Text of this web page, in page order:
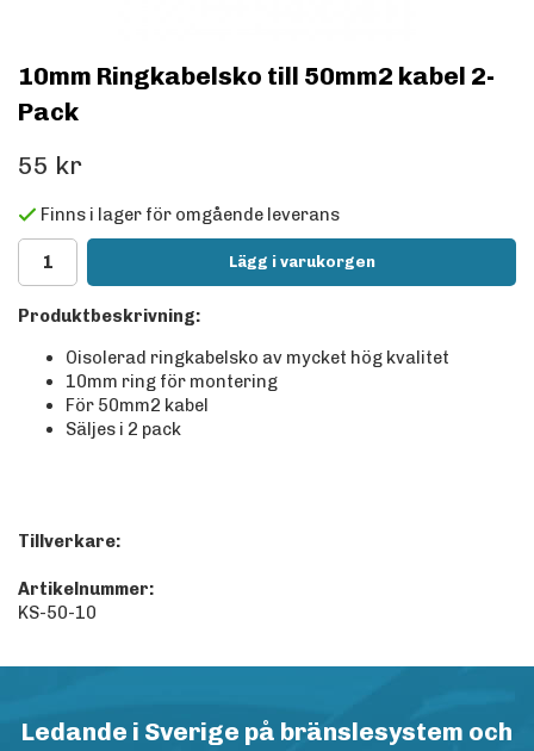
10mm Ringkabelsko till 50mm2 kabel 2-
Pack
55 kr
Finns i lager för omgående leverans
Lägg i varukorgen
Produktbeskrivning:
Oisolerad ringkabelsko av mycket hög kvalitet
10mm ring för montering
För 50mm2 kabel
Säljes i 2 pack
Tillverkare:
Artikelnummer:
KS-50-10
Ledande i Sverige på bränslesystem och